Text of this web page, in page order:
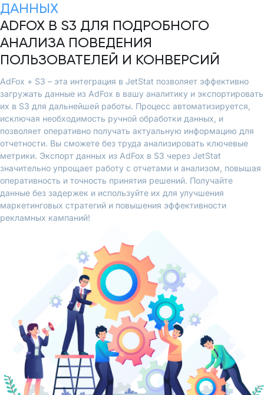
ДАННЫХ
ADFOX В S3 ДЛЯ ПОДРОБНОГО
АНАЛИЗА ПОВЕДЕНИЯ
ПОЛЬЗОВАТЕЛЕЙ И КОНВЕРСИЙ
AdFox + S3 – эта интеграция в JetStat позволяет эффективно
загружать данные из AdFox в вашу аналитику и экспортировать
их в S3 для дальнейшей работы. Процесс автоматизируется,
исключая необходимость ручной обработки данных, и
позволяет оперативно получать актуальную информацию для
отчетности. Вы сможете без труда анализировать ключевые
метрики. Экспорт данных из AdFox в S3 через JetStat
значительно упрощает работу с отчетами и анализом, повышая
оперативность и точность принятия решений. Получайте
данные без задержек и используйте их для улучшения
маркетинговых стратегий и повышения эффективности
рекламных кампаний!